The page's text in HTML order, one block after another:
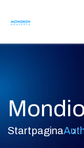
Startpagina